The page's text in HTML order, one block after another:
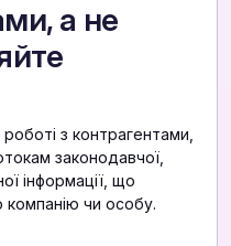
а не
з контрагентами,
законодавчої,
інформації, що
чи особу.